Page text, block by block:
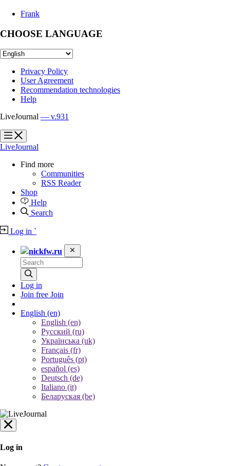
Frank
CHOOSE LANGUAGE
Privacy Policy
User Agreement
Recommendation technologies
Help
LiveJournal — v.931
?
?
LiveJournal
Find more
Communities
RSS Reader
Shop
Help
Search
Log in `
nickfw.ru
Log in
Join free Join
English (en)
English (en)
Русский (ru)
Українська (uk)
Français (fr)
Português (pt)
español (es)
Deutsch (de)
Italiano (it)
Беларуская (be)
Log in